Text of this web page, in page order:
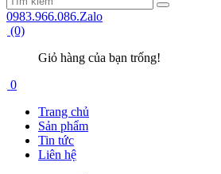
0983.966.086.Zalo
(0)
Giỏ hàng của bạn trống!
0
Trang chủ
Sản phẩm
Tin tức
Liên hệ